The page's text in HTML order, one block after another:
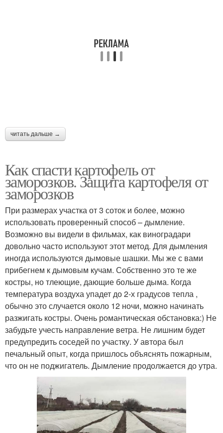
читать дальше →
Как спасти картофель от
заморозков. Защита картофеля от
заморозков
При размерах участка от 3 соток и более, можно
использовать проверенный способ – дымление.
Возможно вы видели в фильмах, как виноградари
довольно часто используют этот метод. Для дымления
иногда используются дымовые шашки. Мы же с вами
прибегнем к дымовым кучам. Собственно это те же
костры, но тлеющие, дающие больше дыма. Когда
температура воздуха упадет до 2-х градусов тепла ,
обычно это случается около 12 ночи, можно начинать
разжигать костры. Очень романтическая обстановка:) Не
забудьте учесть направление ветра. Не лишним будет
предупредить соседей по участку. У автора был
печальный опыт, когда пришлось объяснять пожарным,
что он не поджигатель. Дымление продолжается до утра.